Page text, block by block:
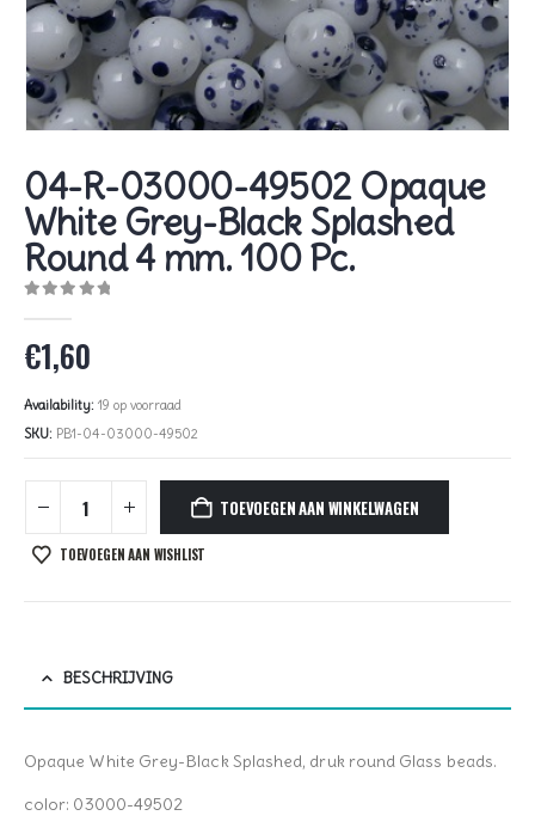
04-R-03000-49502 Opaque
White Grey-Black Splashed
Round 4 mm. 100 Pc.
€1,60
Availability: 19 op voorraad
SKU: PB1-04-03000-49502
TOEVOEGEN AAN WINKELWAGEN
TOEVOEGEN AAN WISHLIST
BESCHRIJVING
Opaque White Grey-Black Splashed, druk round Glass beads.
color: 03000-49502